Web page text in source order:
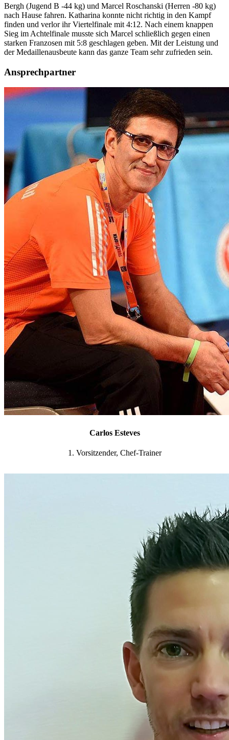
Bergh (Jugend B -44 kg) und Marcel Roschanski (Herren -80 kg)
nach Hause fahren. Katharina konnte nicht richtig in den Kampf
finden und verlor ihr Viertelfinale mit 4:12. Nach einem knappen
Sieg im Achtelfinale musste sich Marcel schließlich gegen einen
starken Franzosen mit 5:8 geschlagen geben. Mit der Leistung und
der Medaillenausbeute kann das ganze Team sehr zufrieden sein.
Ansprechpartner
Carlos Esteves
1. Vorsitzender, Chef-Trainer